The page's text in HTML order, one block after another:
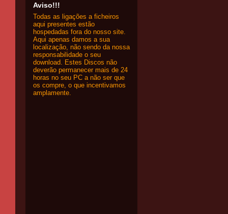
Aviso!!!
Todas as ligações a ficheiros
aqui presentes estão
hospedadas fora do nosso site.
Aqui apenas damos a sua
localização, não sendo da nossa
responsabilidade o seu
download. Estes Discos não
deverão permanecer mais de 24
horas no seu PC a não ser que
os compre, o que incentivamos
amplamente.